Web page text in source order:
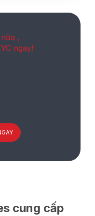
,
ngay!
cung cấp